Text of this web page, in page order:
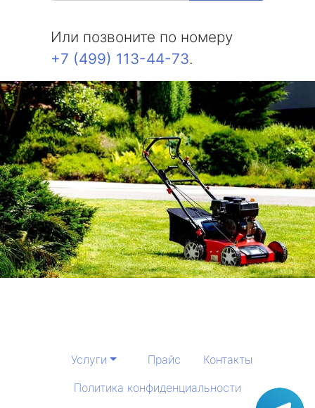
Или позвоните по номеру
+7 (499) 113-44-73.
Услуги Прайс
Контакты
Политика конфиденциальности